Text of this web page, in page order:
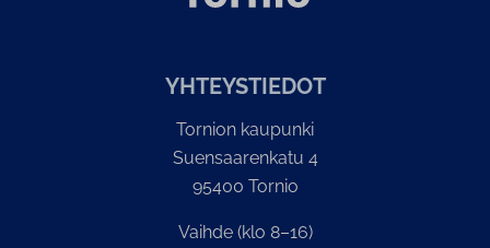
YH­TEYS­TIE­DOT
Tornion kaupunki
Suensaarenkatu 4
95400 Tornio
Vaihde (klo 8–16)